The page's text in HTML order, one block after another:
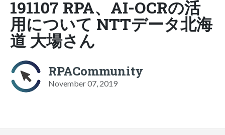
191107 RPA、AI-OCRの活
用について NTTデータ北海
道 大場さん
RPACommunity
November 07, 2019